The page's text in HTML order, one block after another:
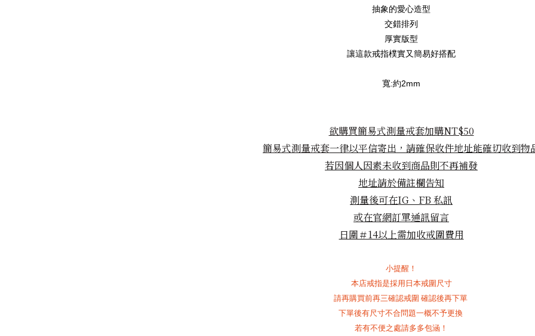
抽象的愛心造型
交錯排列
厚實版型
讓這款戒指樸實又簡易好搭配
寬:約2mm
欲購買簡易式測量戒套加購NT$50
簡易式測量戒套一律以平信寄出，請確保收件地址能確切收到物
若因個人因素未收到商品則不再補發
地址請於備註欄告知
測量後可在IG、FB 私訊
或在官網訂單通訊留言
日圍＃14以上需加收戒圍費用
小提醒！
本店戒指是採用日本戒圍尺寸
請再購買前再三確認戒圍 確認後再下單
下單後有尺寸不合問題一概不予更換
若有不便之處請多多包涵！